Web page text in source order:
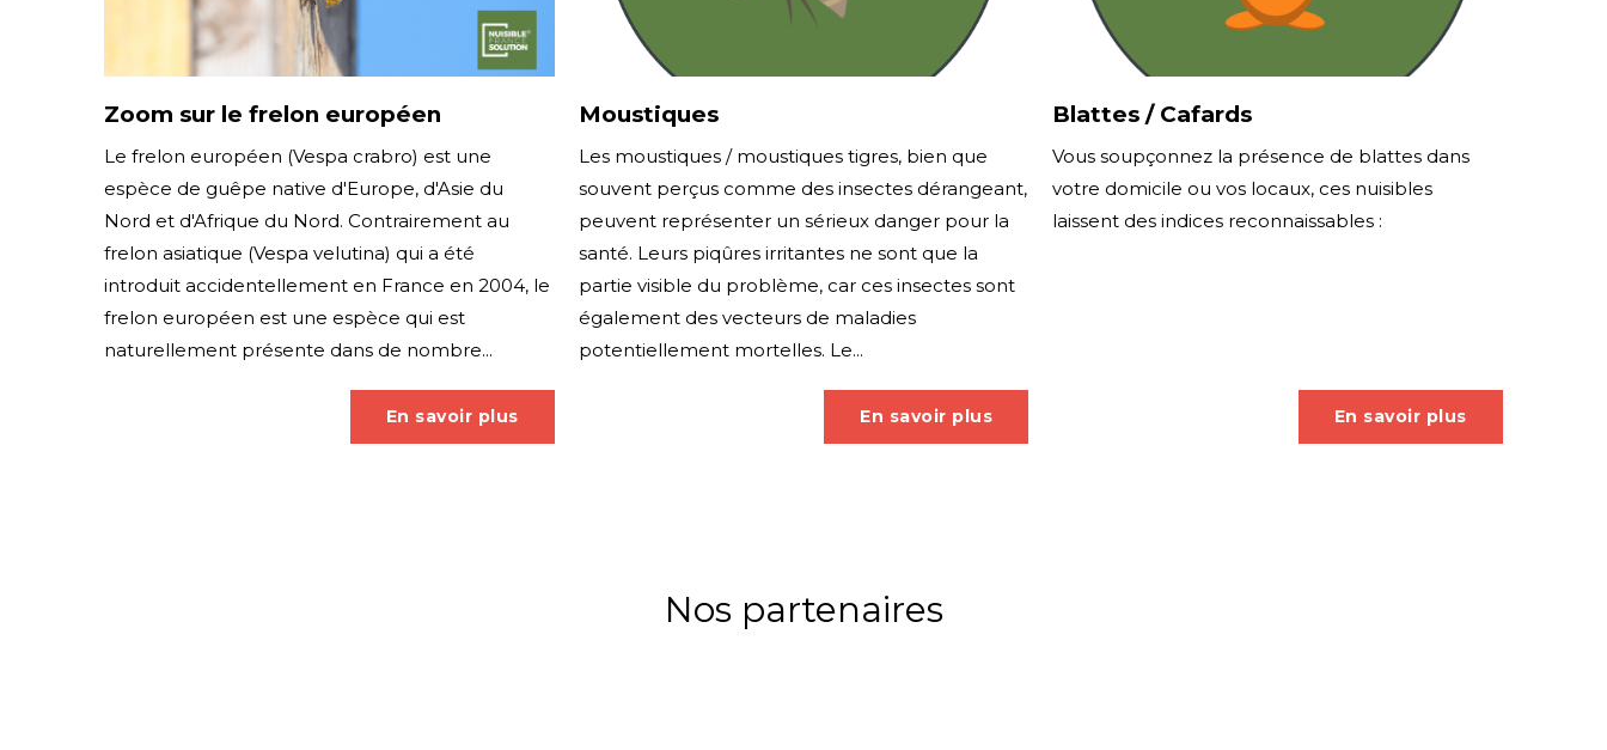
Zoom sur le frelon européen
Le frelon européen (Vespa crabro) est une
espèce de guêpe native d'Europe, d'Asie du
Nord et d'Afrique du Nord. Contrairement au
frelon asiatique (Vespa velutina) qui a été
introduit accidentellement en France en 2004, le
frelon européen est une espèce qui est
naturellement présente dans de nombre...
En savoir plus
Moustiques
Les moustiques / moustiques tigres, bien que
souvent perçus comme des insectes dérangeant,
peuvent représenter un sérieux danger pour la
santé. Leurs piqûres irritantes ne sont que la
partie visible du problème, car ces insectes sont
également des vecteurs de maladies
potentiellement mortelles. Le...
En savoir plus
Blattes / Cafards
Vous soupçonnez la présence de blattes dans
votre domicile ou vos locaux, ces nuisibles
laissent des indices reconnaissables :
En savoir plus
Nos partenaires